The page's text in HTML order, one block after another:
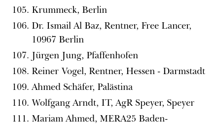
Krummeck, Berlin
Dr. Ismail Al Baz, Rentner, Free Lancer,
10967 Berlin
Jürgen Jung, Pfaffenhofen
Reiner Vogel, Rentner, Hessen - Darmstadt
Ahmed Schäfer, Palästina
Wolfgang Arndt, IT, AgR Speyer, Speyer
Mariam Ahmed, MERA25 Baden-